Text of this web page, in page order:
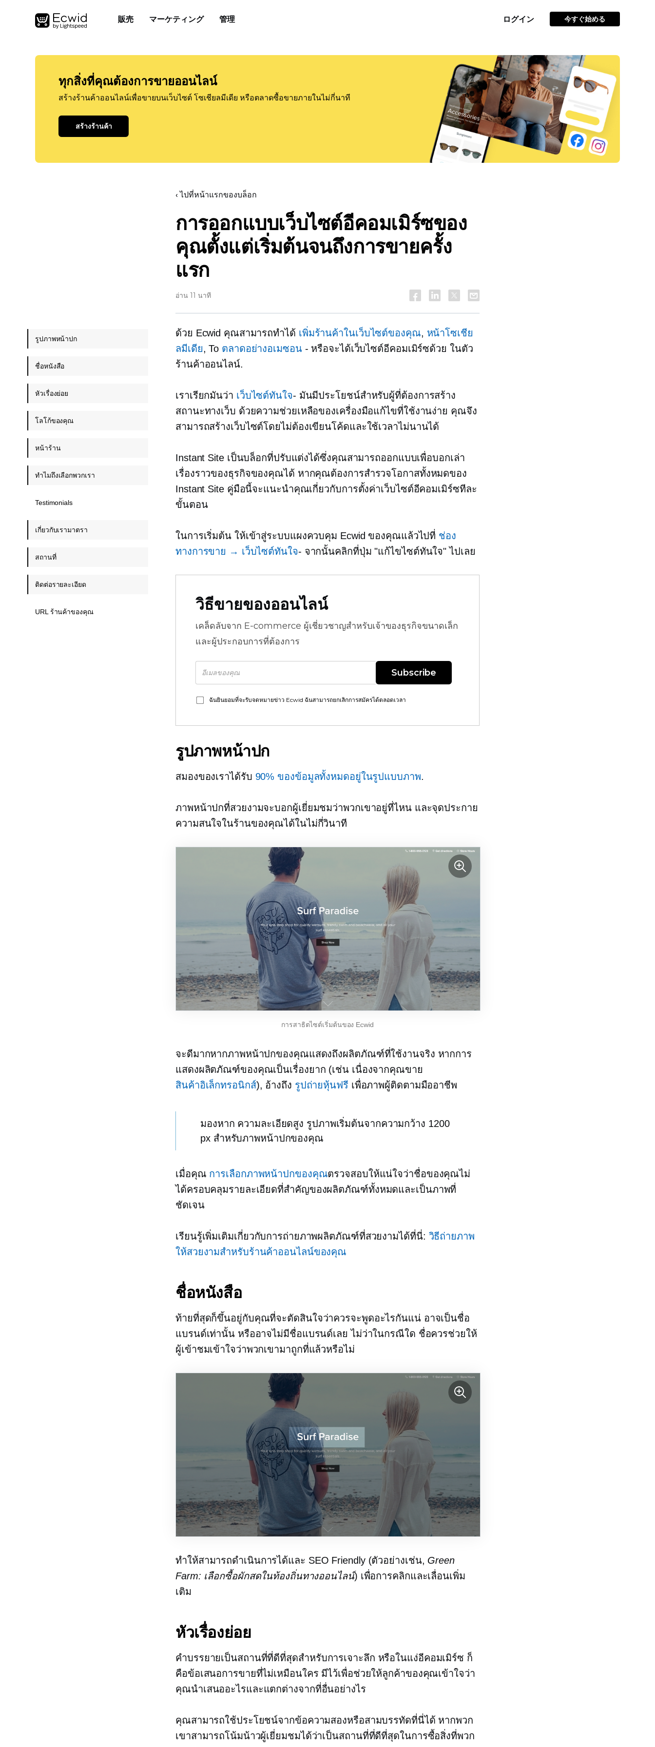
販売 マーケティング 管理 ログイン 今すぐ始める
ทุกสิ่งที่คุณต้องการขายออนไลน์
สร้างร้านค้าออนไลน์เพื่อขายบนเว็บไซต์ โซเชียลมีเดีย หรือตลาดซื้อขายภายในไม่กี่นาที
สร้างร้านค้า
‹ ไปที่หน้าแรกของบล็อก
การออกแบบเว็บไซต์อีคอมเมิร์ซของ
คุณตั้งแต่เริ่มต้นจนถึงการขายครั้ง
แรก
อ่าน 11 นาที
ด้วย Ecwid คุณสามารถทำได้ เพิ่มร้านค้าในเว็บไซต์ของคุณ, หน้าโซเชีย
ลมีเดีย, To ตลาดอย่างอเมซอน- หรือจะได้เว็บไซต์อีคอมเมิร์ซด้วย ในตัว
ร้านค้าออนไลน์.
เราเรียกมันว่า เว็บไซต์ทันใจ- มันมีประโยชน์สำหรับผู้ที่ต้องการสร้าง
สถานะทางเว็บ ด้วยความช่วยเหลือของเครื่องมือแก้ไขที่ใช้งานง่าย คุณจึง
สามารถสร้างเว็บไซต์โดยไม่ต้องเขียนโค้ดและใช้เวลาไม่นานได้
Instant Site เป็นบล็อกที่ปรับแต่งได้ซึ่งคุณสามารถออกแบบเพื่อบอกเล่า
เรื่องราวของธุรกิจของคุณได้ หากคุณต้องการสำรวจโอกาสทั้งหมดของ
Instant Site คู่มือนี้จะแนะนำคุณเกี่ยวกับการตั้งค่าเว็บไซต์อีคอมเมิร์ซทีละ
ขั้นตอน
ในการเริ่มต้น ให้เข้าสู่ระบบแผงควบคุม Ecwid ของคุณแล้วไปที่ ช่อง
ทางการขาย → เว็บไซต์ทันใจ- จากนั้นคลิกที่ปุ่ม "แก้ไขไซต์ทันใจ" ไปเลย
วิธีขายของออนไลน์
เคล็ดลับจาก E-commerce ผู้เชี่ยวชาญสำหรับเจ้าของธุรกิจขนาดเล็ก
และผู้ประกอบการที่ต้องการ
Subscribe
ฉันยินยอมที่จะรับจดหมายข่าว Ecwid ฉันสามารถยกเลิกการสมัครได้ตลอดเวลา
รูปภาพหน้าปก
สมองของเราได้รับ 90% ของข้อมูลทั้งหมดอยู่ในรูปแบบภาพ.
ภาพหน้าปกที่สวยงามจะบอกผู้เยี่ยมชมว่าพวกเขาอยู่ที่ไหน และจุดประกาย
ความสนใจในร้านของคุณได้ในไม่กี่วินาที
การสาธิตไซต์เริ่มต้นของ Ecwid
จะดีมากหากภาพหน้าปกของคุณแสดงถึงผลิตภัณฑ์ที่ใช้งานจริง หากการ
แสดงผลิตภัณฑ์ของคุณเป็นเรื่องยาก (เช่น เนื่องจากคุณขาย
สินค้าอิเล็กทรอนิกส์), อ้างถึง รูปถ่ายหุ้นฟรี เพื่อภาพผู้ติดตามมืออาชีพ
มองหาก ความละเอียดสูง รูปภาพเริ่มต้นจากความกว้าง 1200
px สำหรับภาพหน้าปกของคุณ
เมื่อคุณ การเลือกภาพหน้าปกของคุณตรวจสอบให้แน่ใจว่าชื่อของคุณไม่
ได้ครอบคลุมรายละเอียดที่สำคัญของผลิตภัณฑ์ทั้งหมดและเป็นภาพที่
ชัดเจน
เรียนรู้เพิ่มเติมเกี่ยวกับการถ่ายภาพผลิตภัณฑ์ที่สวยงามได้ที่นี่: วิธีถ่ายภาพ
ให้สวยงามสำหรับร้านค้าออนไลน์ของคุณ
ชื่อหนังสือ
ท้ายที่สุดก็ขึ้นอยู่กับคุณที่จะตัดสินใจว่าควรจะพูดอะไรกันแน่ อาจเป็นชื่อ
แบรนด์เท่านั้น หรืออาจไม่มีชื่อแบรนด์เลย ไม่ว่าในกรณีใด ชื่อควรช่วยให้
ผู้เข้าชมเข้าใจว่าพวกเขามาถูกที่แล้วหรือไม่
ทำให้สามารถดำเนินการได้และ SEO Friendly(ตัวอย่างเช่น, Green
Farm: เลือกซื้อผักสดในท้องถิ่นทางออนไลน์) เพื่อการคลิกและเลื่อนเพิ่ม
เติม
หัวเรื่องย่อย
คำบรรยายเป็นสถานที่ที่ดีที่สุดสำหรับการเจาะลึก หรือในแง่อีคอมเมิร์ซ ก็
คือข้อเสนอการขายที่ไม่เหมือนใคร มีไว้เพื่อช่วยให้ลูกค้าของคุณเข้าใจว่า
คุณนำเสนออะไรและแตกต่างจากที่อื่นอย่างไร
คุณสามารถใช้ประโยชน์จากข้อความสองหรือสามบรรทัดที่นี่ได้ หากพวก
เขาสามารถโน้มน้าวผู้เยี่ยมชมได้ว่าเป็นสถานที่ที่ดีที่สุดในการซื้อสิ่งที่พวก
รูปภาพหน้าปก
ชื่อหนังสือ
หัวเรื่องย่อย
โลโก้ของคุณ
หน้าร้าน
ทำไมถึงเลือกพวกเรา
Testimonials
เกี่ยวกับเรามาตรา
สถานที่
ติดต่อรายละเอียด
URL ร้านค้าของคุณ